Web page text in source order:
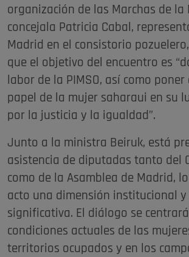
organización de las Marchas de la
concejala Patricia Cabal,
Madrid en el consistorio
que el objetivo del encuentro es
labor de la PIMSO, así como poner
papel de la mujer saharaui en su
por la justicia y la igualdad”.
Junto a la ministra Beiruk, está
asistencia de diputadas tanto del
como de la Asamblea de Madrid,
acto una dimensión institucional
significativa. El diálogo se
condiciones actuales de las
territorios ocupados y en los